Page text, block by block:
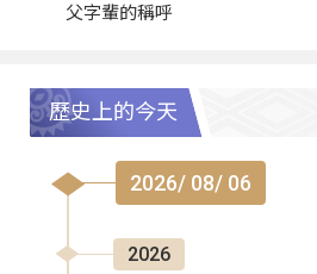
父字輩的稱呼
歷史上的今天
2026/ 08/ 06
2026